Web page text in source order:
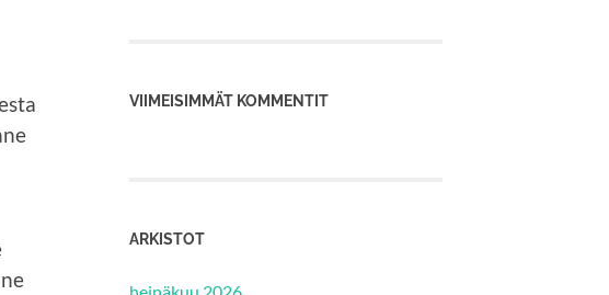
VIIMEISIMMÄT KOMMENTIT
ARKISTOT